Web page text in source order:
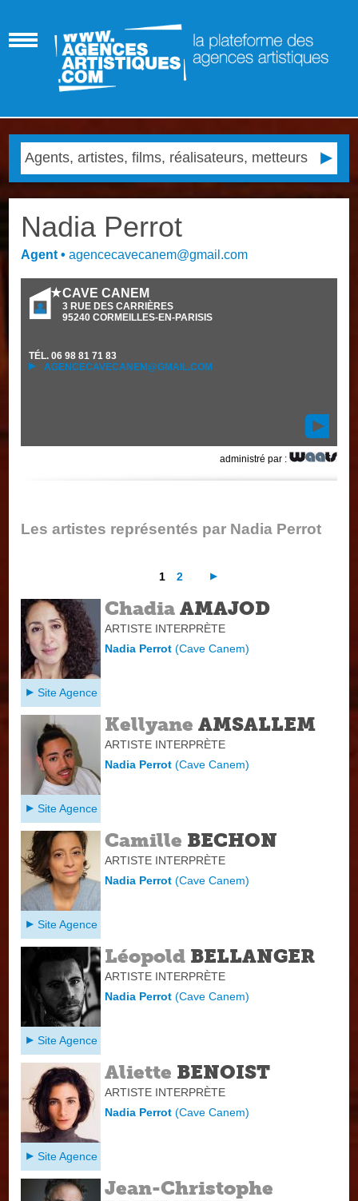
Nadia Perrot
Agent •agencecavecanem@gmail.com
CAVE CANEM
3 RUE DES CARRIÈRES
95240 CORMEILLES-EN-PARISIS
TÉL.06 98 81 71 83
AGENCECAVECANEM@GMAIL.COM
administré par :
Les artistes représentés par Nadia Perrot
1 2
Chadia AMAJOD
ARTISTE INTERPRÈTE
Nadia Perrot(Cave Canem)
Site Agence
Kellyane AMSALLEM
ARTISTE INTERPRÈTE
Nadia Perrot(Cave Canem)
Site Agence
Camille BECHON
ARTISTE INTERPRÈTE
Nadia Perrot(Cave Canem)
Site Agence
Léopold BELLANGER
ARTISTE INTERPRÈTE
Nadia Perrot(Cave Canem)
Site Agence
Aliette BENOIST
ARTISTE INTERPRÈTE
Nadia Perrot(Cave Canem)
Site Agence
Jean-Christophe